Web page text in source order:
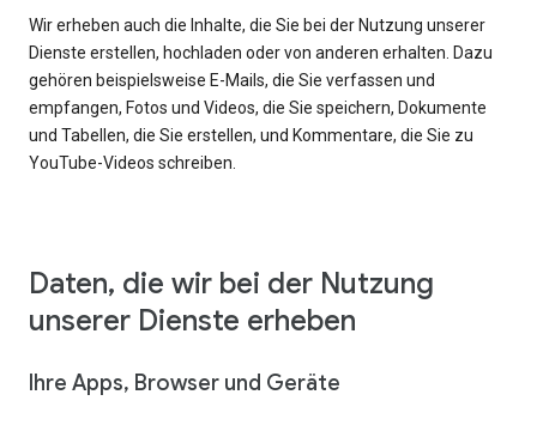
Wir erheben auch die Inhalte, die Sie bei der Nutzung unserer
Dienste erstellen, hochladen oder von anderen erhalten. Dazu
gehören beispielsweise E-Mails, die Sie verfassen und
empfangen, Fotos und Videos, die Sie speichern, Dokumente
und Tabellen, die Sie erstellen, und Kommentare, die Sie zu
YouTube-Videos schreiben.
Daten, die wir bei der Nutzung
unserer Dienste erheben
Ihre Apps, Browser und Geräte